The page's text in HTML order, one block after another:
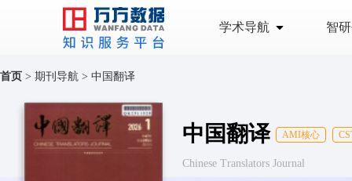
学术导航 智
首页 > 期刊导航 > 中国翻译
中国翻译 AMI核心
Chinese Translators Journal